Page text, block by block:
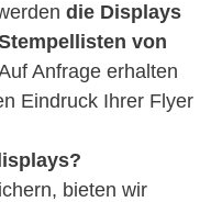
die Displays
von
Anfrage erhalten
Eindruck Ihrer Flyer
bieten wir